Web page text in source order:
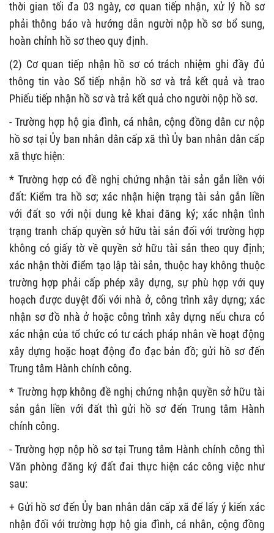
thời gian tối đa 03 ngày, cơ quan tiếp nhận, xử lý hồ sơ
phải thông báo và hướng dẫn người nộp hồ sơ bổ sung,
hoàn chỉnh hồ sơ theo quy định.
(2) Cơ quan tiếp nhận hồ sơ có trách nhiệm ghi đầy đủ
thông tin vào Sổ tiếp nhận hồ sơ và trả kết quả và trao
Phiếu tiếp nhận hồ sơ và trả kết quả cho người nộp hồ sơ.
- Trường hợp hộ gia đình, cá nhân, cộng đồng dân cư nộp
hồ sơ tại Ủy ban nhân dân cấp xã thì Ủy ban nhân dân cấp
xã thực hiện:
* Trường hợp có đề nghị chứng nhận tài sản gắn liền với
đất: Kiểm tra hồ sơ; xác nhận hiện trạng tài sản gắn liền
với đất so với nội dung kê khai đăng ký; xác nhận tình
trạng tranh chấp quyền sở hữu tài sản đối với trường hợp
không có giấy tờ về quyền sở hữu tài sản theo quy định;
xác nhận thời điểm tạo lập tài sản, thuộc hay không thuộc
trường hợp phải cấp phép xây dựng, sự phù hợp với quy
hoạch được duyệt đối với nhà ở, công trình xây dựng; xác
nhận sơ đồ nhà ở hoặc công trình xây dựng nếu chưa có
xác nhận của tổ chức có tư cách pháp nhân về hoạt động
xây dựng hoặc hoạt động đo đạc bản đồ; gửi hồ sơ đến
Trung tâm Hành chính công.
* Trường hợp không đề nghị chứng nhận quyền sở hữu tài
sản gắn liền với đất thì gửi hồ sơ đến Trung tâm Hành
chính công.
- Trường hợp nộp hồ sơ tại Trung tâm Hành chính công thì
Văn phòng đăng ký đất đai thực hiện các công việc như
sau:
+ Gửi hồ sơ đến Ủy ban nhân dân cấp xã để lấy ý kiến xác
nhận đối với trường hợp hộ gia đình, cá nhân, cộng đồng